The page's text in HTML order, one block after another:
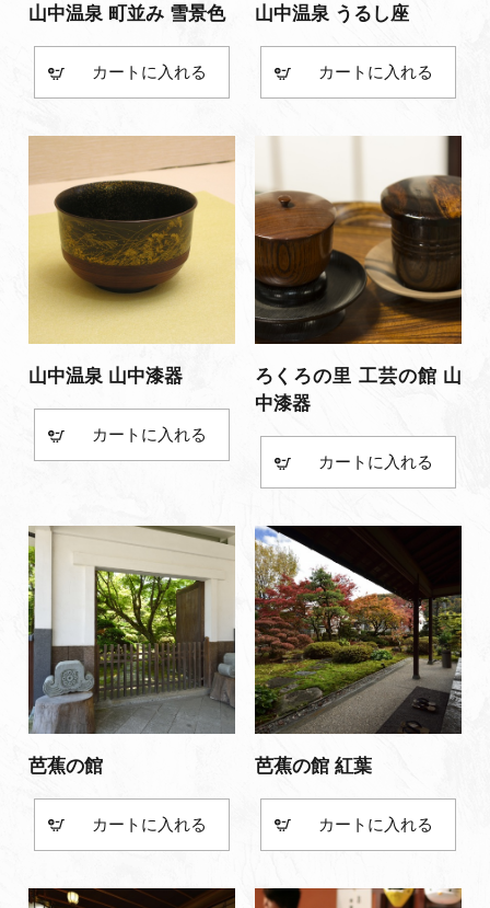
山中温泉 町並み 雪景色
カート
山中温泉 うるし座
カート
山中温泉 山中漆器
カート
ろくろの里 工芸の館 山
中漆器
カート
芭蕉の館
カート
芭蕉の館 紅葉
カート